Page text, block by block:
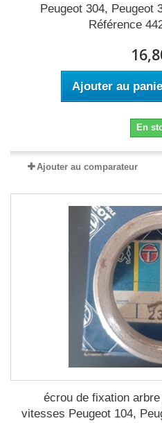
Peugeot 304, Peugeot
Référence
Ajouter au
En
Ajouter au comparateur
écrou de fixation
vitesses Peugeot 104,